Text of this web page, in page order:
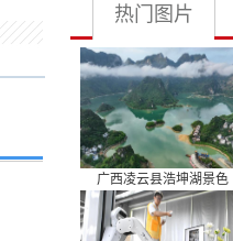
热门图片
广西凌云县浩坤湖景色